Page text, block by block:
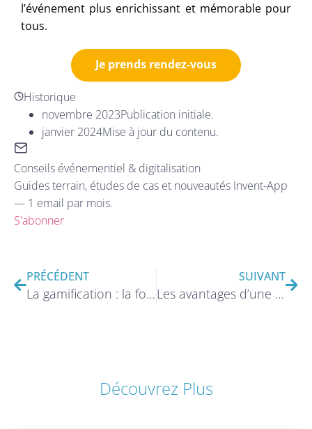
l’événement plus enrichissant et mémorable pour
tous.
Je prends rendez-vous
Historique
novembre 2023Publication initiale.
janvier 2024Mise à jour du contenu.
Conseils événementiel & digitalisation
Guides terrain, études de cas et nouveautés Invent-App
— 1 email par mois.
S'abonner
PRÉCÉDENT
La gamification : la fonctionnalité pour encourager la participation des invités !
SUIVANT
Les avantages d’une application événementielle pour les événements multilingues
Découvrez Plus